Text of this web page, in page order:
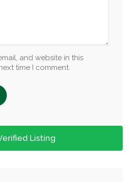
and website in this
time I comment.
Listing